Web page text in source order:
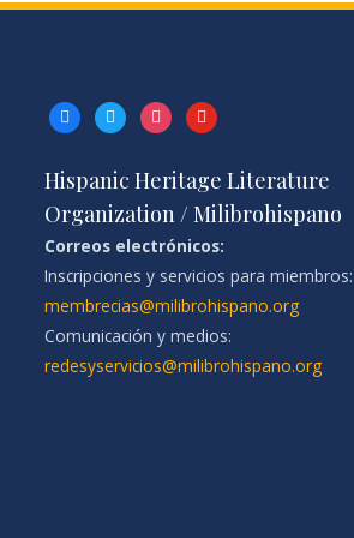
facebooktwitterinstagramyoutube
Hispanic Heritage Literature
Organization / Milibrohispano
Correos electrónicos:
Inscripciones y servicios para miembros:
membrecias@milibrohispano.org
Comunicación y medios:
redesyservicios@milibrohispano.org